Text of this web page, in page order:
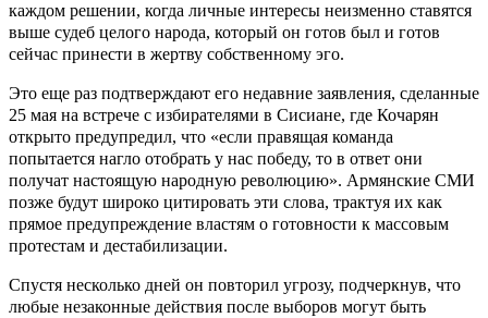
каждом решении, когда личные интересы неизменно ставятся
выше судеб целого народа, который он готов был и готов
сейчас принести в жертву собственному эго.
Это еще раз подтверждают его недавние заявления, сделанные
25 мая на встрече с избирателями в Сисиане, где Кочарян
открыто предупредил, что «если правящая команда
попытается нагло отобрать у нас победу, то в ответ они
получат настоящую народную революцию». Армянские СМИ
позже будут широко цитировать эти слова, трактуя их как
прямое предупреждение властям о готовности к массовым
протестам и дестабилизации.
Спустя несколько дней он повторил угрозу, подчеркнув, что
любые незаконные действия после выборов могут быть